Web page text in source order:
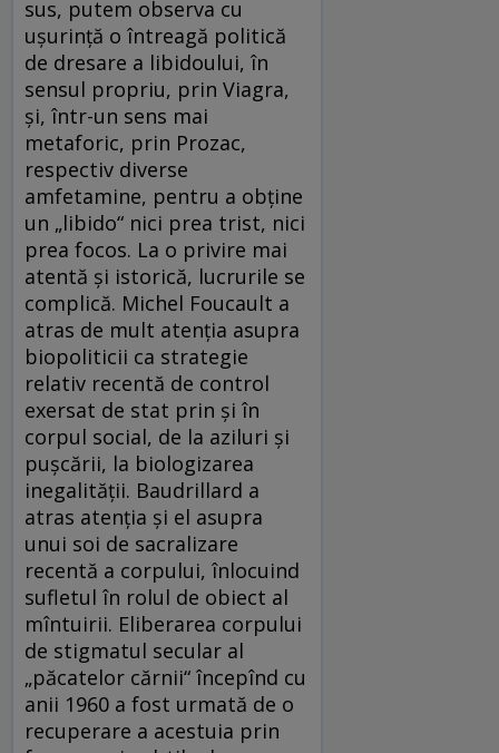
sus, putem observa cu
ușurință o întreagă politică
de dresare a libidoului, în
sensul propriu, prin Viagra,
și, într-un sens mai
metaforic, prin Prozac,
respectiv diverse
amfetamine, pentru a obține
un „libido“ nici prea trist, nici
prea focos. La o privire mai
atentă și istorică, lucrurile se
complică. Michel Foucault a
atras de mult atenția asupra
biopoliticii ca strategie
relativ recentă de control
exersat de stat prin și în
corpul social, de la aziluri și
pușcării, la biologizarea
inegalității. Baudrillard a
atras atenția și el asupra
unui soi de sacralizare
recentă a corpului, înlocuind
sufletul în rolul de obiect al
mîntuirii. Eliberarea corpului
de stigmatul secular al
„păcatelor cărnii“ începînd cu
anii 1960 a fost urmată de o
recuperare a acestuia prin